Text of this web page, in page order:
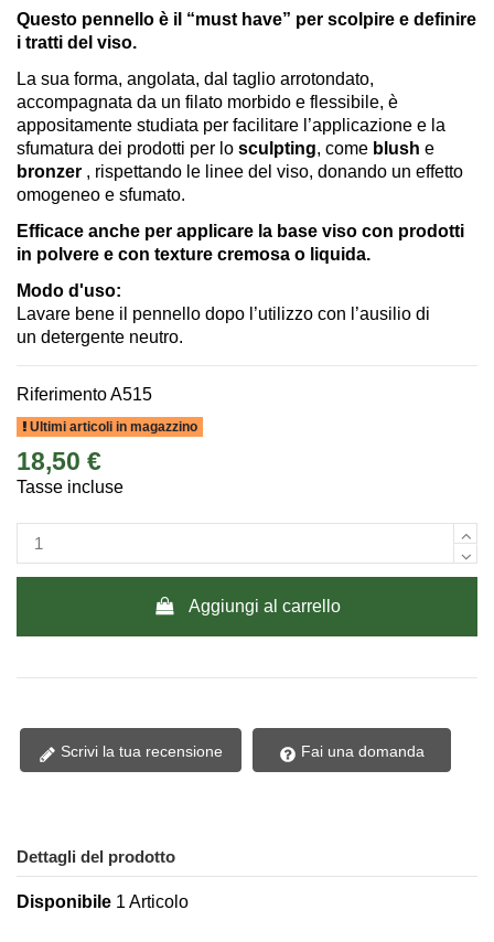
Questo pennello è il “must have” per scolpire e definire
i tratti del viso.
La sua forma, angolata, dal taglio arrotondato,
accompagnata da un filato morbido e flessibile, è
appositamente studiata per facilitare l’applicazione e la
sfumatura dei prodotti per lo sculpting, come blush e
bronzer , rispettando le linee del viso, donando un effetto
omogeneo e sfumato.
Efficace anche per applicare la base viso con prodotti
in polvere e con texture cremosa o liquida.
Modo d'uso:
Lavare bene il pennello dopo l’utilizzo con l’ausilio di
un detergente neutro.
RiferimentoA515
Ultimi articoli in magazzino
18,50 €
Tasse incluse
Aggiungi al carrello
Scrivi la tua recensione Fai una domanda
Dettagli del prodotto
Disponibile 1 Articolo